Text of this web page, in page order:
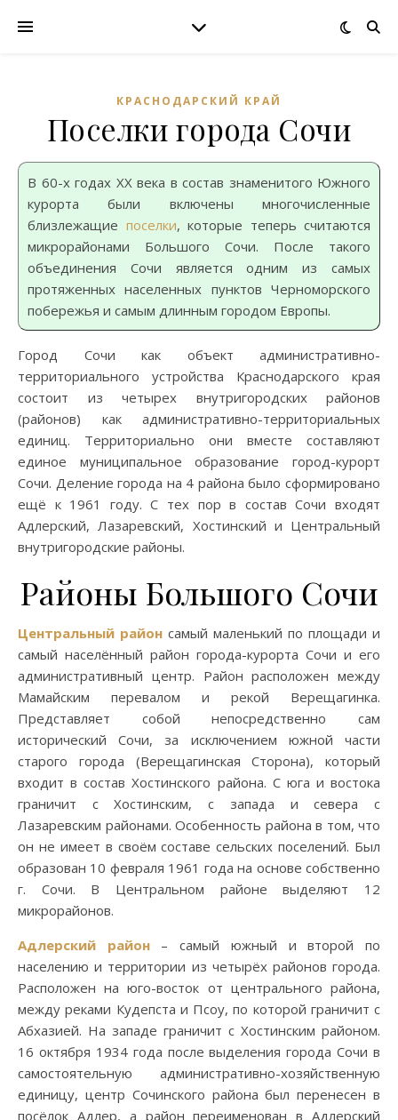
КРАСНОДАРСКИЙ КРАЙ
Поселки города Сочи
В 60-х годах XX века в состав знаменитого Южного
курорта были включены многочисленные
близлежащие поселки, которые теперь считаются
микрорайонами Большого Сочи. После такого
объединения Сочи является одним из самых
протяженных населенных пунктов Черноморского
побережья и самым длинным городом Европы.
Город Сочи как объект административно-
территориального устройства Краснодарского края
состоит из четырех внутригородских районов
(районов) как административно-территориальных
единиц. Территориально они вместе составляют
единое муниципальное образование город-курорт
Сочи. Деление города на 4 района было сформировано
ещё к 1961 году. С тех пор в состав Сочи входят
Адлерский, Лазаревский, Хостинский и Центральный
внутригородские районы.
Районы Большого Сочи
Центральный район самый маленький по площади и
самый населённый район города-курорта Сочи и его
административный центр. Район расположен между
Мамайским перевалом и рекой Верещагинка.
Представляет собой непосредственно сам
исторический Сочи, за исключением южной части
старого города (Верещагинская Сторона), который
входит в состав Хостинского района. С юга и востока
граничит с Хостинским, с запада и севера с
Лазаревским районами. Особенность района в том, что
он не имеет в своём составе сельских поселений. Был
образован 10 февраля 1961 года на основе собственно
г. Сочи. В Центральном районе выделяют 12
микрорайонов.
Адлерский район– самый южный и второй по
населению и территории из четырёх районов города.
Расположен на юго-восток от центрального района,
между реками Кудепста и Псоу, по которой граничит с
Абхазией. На западе граничит с Хостинским районом.
16 октября 1934 года после выделения города Сочи в
самостоятельную административно-хозяйственную
единицу, центр Сочинского района был перенесен в
посёлок Адлер, а район переименован в Адлерский